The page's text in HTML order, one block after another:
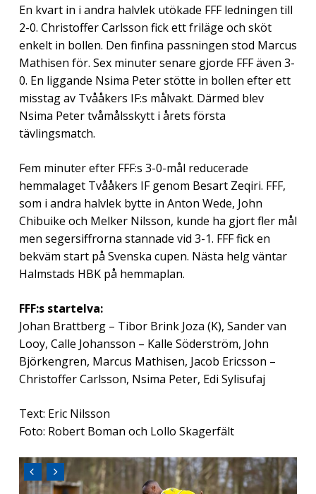
En kvart in i andra halvlek utökade FFF ledningen till
2-0. Christoffer Carlsson fick ett friläge och sköt
enkelt in bollen. Den finfina passningen stod Marcus
Mathisen för. Sex minuter senare gjorde FFF även 3-
0. En liggande Nsima Peter stötte in bollen efter ett
misstag av Tvååkers IF:s målvakt. Därmed blev
Nsima Peter tvåmålsskytt i årets första
tävlingsmatch.
Fem minuter efter FFF:s 3-0-mål reducerade
hemmalaget Tvååkers IF genom Besart Zeqiri. FFF,
som i andra halvlek bytte in Anton Wede, John
Chibuike och Melker Nilsson, kunde ha gjort fler mål
men segersiffrorna stannade vid 3-1. FFF fick en
bekväm start på Svenska cupen. Nästa helg väntar
Halmstads HBK på hemmaplan.
FFF:s startelva:
Johan Brattberg – Tibor Brink Joza (K), Sander van
Looy, Calle Johansson – Kalle Söderström, John
Björkengren, Marcus Mathisen, Jacob Ericsson –
Christoffer Carlsson, Nsima Peter, Edi Sylisufaj
Text: Eric Nilsson
Foto: Robert Boman och Lollo Skagerfält